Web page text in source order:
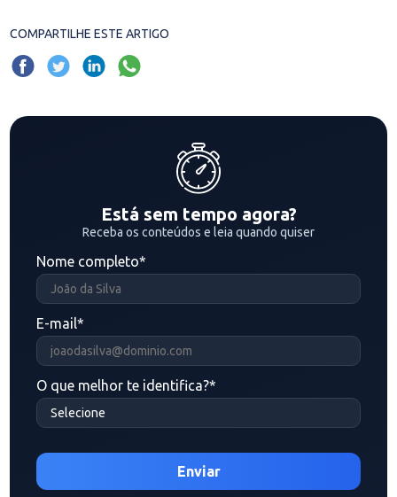
COMPARTILHE ESTE ARTIGO
Está sem tempo agora?
Receba os conteúdos e leia quando quiser
Nome completo*
E-mail*
O que melhor te identifica?*